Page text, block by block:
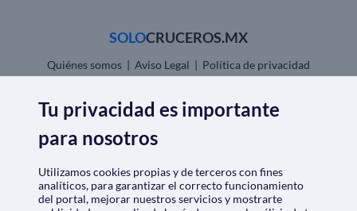
SOLOCRUCEROS.MX
Quiénes somos | Aviso Legal | Política de privacidad
Opiniones
|
Descarga nuestra app
Tu privacidad es importante
para nosotros
Utilizamos cookies propias y de terceros con fines
analíticos, para garantizar el correcto funcionamiento
del portal, mejorar nuestros servicios y mostrarte